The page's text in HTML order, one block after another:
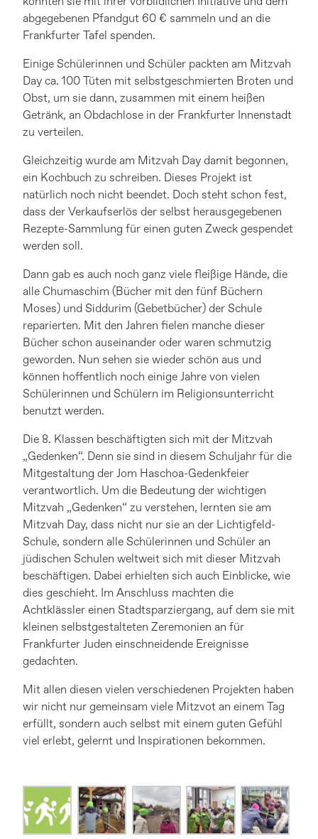
abgegebenen Pfandgut 60 € sammeln und an die
Frankfurter Tafel spenden.
Einige Schülerinnen und Schüler packten am Mitzvah
Day ca. 100 Tüten mit selbstgeschmierten Broten und
Obst, um sie dann, zusammen mit einem heißen
Getränk, an Obdachlose in der Frankfurter Innenstadt
zu verteilen.
Gleichzeitig wurde am Mitzvah Day damit begonnen,
ein Kochbuch zu schreiben. Dieses Projekt ist
natürlich noch nicht beendet. Doch steht schon fest,
dass der Verkaufserlös der selbst herausgegebenen
Rezepte-Sammlung für einen guten Zweck gespendet
werden soll.
Dann gab es auch noch ganz viele fleißige Hände, die
alle Chumaschim (Bücher mit den fünf Büchern
Moses) und Siddurim (Gebetbücher) der Schule
reparierten. Mit den Jahren fielen manche dieser
Bücher schon auseinander oder waren schmutzig
geworden. Nun sehen sie wieder schön aus und
können hoffentlich noch einige Jahre von vielen
Schülerinnen und Schülern im Religionsunterricht
benutzt werden.
Die 8. Klassen beschäftigten sich mit der Mitzvah
„Gedenken“. Denn sie sind in diesem Schuljahr für die
Mitgestaltung der Jom Haschoa-Gedenkfeier
verantwortlich. Um die Bedeutung der wichtigen
Mitzvah „Gedenken“ zu verstehen, lernten sie am
Mitzvah Day, dass nicht nur sie an der Lichtigfeld-
Schule, sondern alle Schülerinnen und Schüler an
jüdischen Schulen weltweit sich mit dieser Mitzvah
beschäftigen. Dabei erhielten sich auch Einblicke, wie
dies geschieht. Im Anschluss machten die
Achtklässler einen Stadtsparziergang, auf dem sie mit
kleinen selbstgestalteten Zeremonien an für
Frankfurter Juden einschneidende Ereignisse
gedachten.
Mit allen diesen vielen verschiedenen Projekten haben
wir nicht nur gemeinsam viele Mitzvot an einem Tag
erfüllt, sondern auch selbst mit einem guten Gefühl
viel erlebt, gelernt und Inspirationen bekommen.